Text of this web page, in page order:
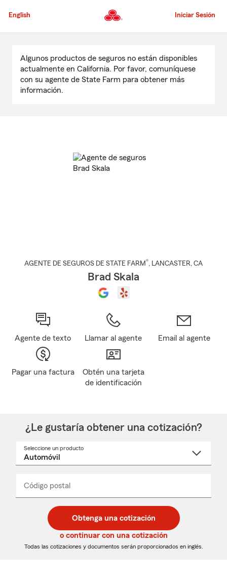
al
principal
English Iniciar Sesión
contenido
principal
Algunos productos de seguros no están disponibles
actualmente en California. Por favor, comuníquese
con su agente de State Farm para obtener más
información.
AGENTE DE SEGUROS DE STATE FARM®, LANCASTER, CA
Brad Skala
Agente de texto Llamar al agente Email al agente
Pagar una factura
Obtén una tarjeta
de identificación
¿Le gustaría obtener una cotización?
Seleccione un producto
desplegable
Código postal
de
5
dígitos
de
5
dígitos
_____
Obtenga una cotización
o continuar con una cotización
Todas las cotizaciones y documentos serán proporcionados en inglés.